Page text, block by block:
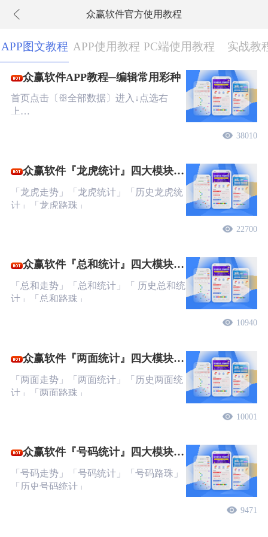
众赢软件官方使用教程
APP图文教程 APP使用教程 PC端使用教程 实战教
下拉刷新
众赢软件APP教程─编辑常用彩种
首页点击〔ꕥ全部数据〕进入↓点选右
上…
38010
众赢软件『龙虎统计』四大模块图
文教程
「龙虎走势」「龙虎统计」「历史龙虎统
计」「龙虎路珠」
22700
众赢软件『总和统计』四大模块图
文教程
「总和走势」「总和统计」「 历史总和统
计」「总和路珠」
10940
众赢软件『两面统计』四大模块图
文教程
「两面走势」「两面统计」「历史两面统
计」「两面路珠」
10001
众赢软件『号码统计』四大模块图
文教程
「号码走势」「号码统计」「号码路珠」
「历史号码统计」
9471